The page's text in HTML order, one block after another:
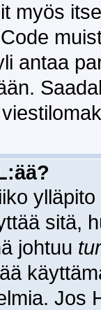
myös
antaa
sitä,
johtuu
Jos